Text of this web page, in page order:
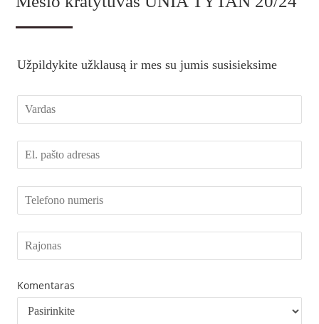
Užpildykite užklausą ir mes su jumis susisieksime
Komentaras